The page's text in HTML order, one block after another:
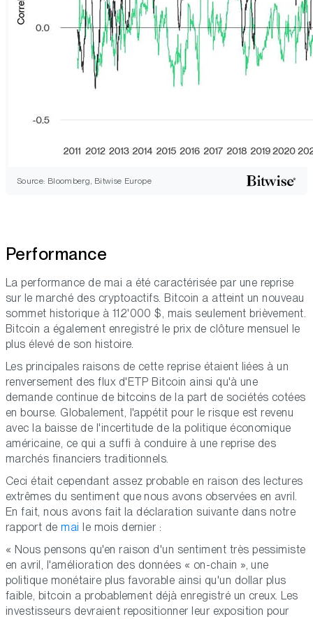
Source: Bloomberg, Bitwise Europe
Performance
La performance de mai a été caractérisée par une reprise
sur le marché des cryptoactifs. Bitcoin a atteint un nouveau
sommet historique à 112'000 $, mais seulement brièvement.
Bitcoin a également enregistré le prix de clôture mensuel le
plus élevé de son histoire.
Les principales raisons de cette reprise étaient liées à un
renversement des flux d'ETP Bitcoin ainsi qu'à une
demande continue de bitcoins de la part de sociétés cotées
en bourse. Globalement, l'appétit pour le risque est revenu
avec la baisse de l'incertitude de la politique économique
américaine, ce qui a suffi à conduire à une reprise des
marchés financiers traditionnels.
Ceci était cependant assez probable en raison des lectures
extrêmes du sentiment que nous avons observées en avril.
En fait, nous avons fait la déclaration suivante dans notre
rapport demai le mois dernier :
« Nous pensons qu'en raison d'un sentiment très pessimiste
en avril, l'amélioration des données « on-chain », une
politique monétaire plus favorable ainsi qu'un dollar plus
faible, bitcoin a probablement déjà enregistré un creux. Les
investisseurs devraient repositionner leur exposition pour